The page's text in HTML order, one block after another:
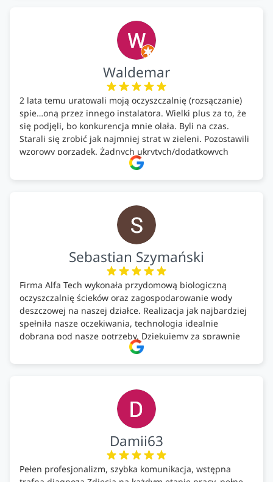
ekologicznych rozwiązań!🍀
Waldemar
2 lata temu uratowali moją oczyszczalnię (rozsączanie)
spie…oną przez innego instalatora. Wielki plus za to, że
się podjęli, bo konkurencja mnie olała. Byli na czas.
Starali się zrobić jak najmniej strat w zieleni. Pozostawili
wzorowy porządek. Żadnych ukrytych/dodatkowych
kosztów. Zaskoczenie. Kontakt bardzo OK. Obsługa
pomontażowa również OK. A ich środki do oczyszczalni –
Sebastian Szymański
Firma Alfa Tech wykonała przydomową biologiczną
oczyszczalnię ścieków oraz zagospodarowanie wody
deszczowej na naszej działce. Realizacja jak najbardziej
spełniła nasze oczekiwania, technologia idealnie
dobrana pod nasze potrzeby. Dziękujemy za sprawnie
wykonany montaż w świetnej atmosferze! Polecam!
Damii63
Pełen profesjonalizm, szybka komunikacja, wstępna